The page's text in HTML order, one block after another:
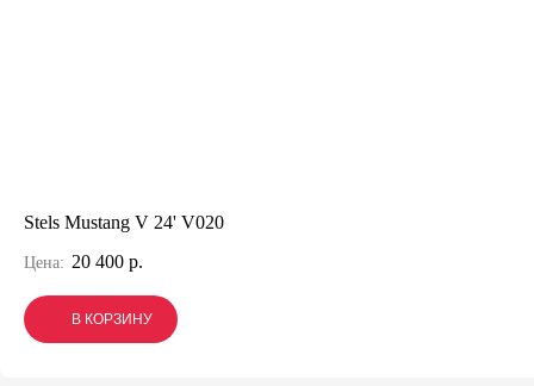
Stels Mustang V 24' V020
Цена: 20 400 р.
В КОРЗИНУ
В КОРЗИНУ
В КОРЗИНУ